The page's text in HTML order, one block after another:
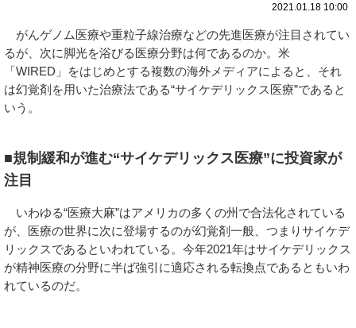
2021.01.18 10:00
がんゲノム医療や重粒子線治療などの先進医療が注目されてい
るが、次に脚光を浴びる医療分野は何であるのか。米
「WIRED」をはじめとする複数の海外メディアによると、それ
は幻覚剤を用いた治療法である“サイケデリックス医療”であると
いう。
■規制緩和が進む“サイケデリックス医療”に投資家が
注目
いわゆる“医療大麻”はアメリカの多くの州で合法化されている
が、医療の世界に次に登場するのが幻覚剤一般、つまりサイケデ
リックスであるといわれている。今年2021年はサイケデリックス
が精神医療の分野に半ば強引に適応される転換点であるともいわ
れているのだ。